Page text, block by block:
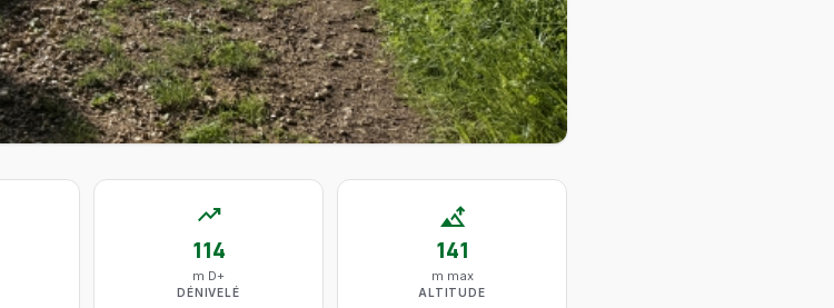
trending_up
114
m D+
DÉNIVELÉ
altitude
141
m max
ALTITUDE